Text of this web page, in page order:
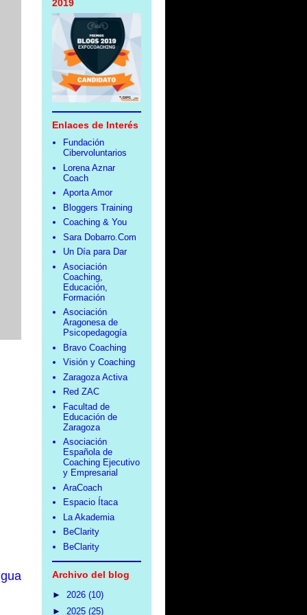
2019
Enlaces de Interés
Fundación
Cibervoluntarios
Lorena Aznar
Coach
Aporta Amor
Bloggers Training
Coaching & You
Sara Dobarro.Com
Un Día para Dar
Asociación
Coaching,
Educación,
Formación
Asociación
Aragonesa de
Psicopedagogía
Bravo Coaching
Visión y Coaching
Zaragoza Activa
Red ZAC
Facultad de
Educación de
Zaragoza
Asociación
Española de
Coaching Ejecutivo
y Empresarial
AraCoach
Espacio Ítaca
La Akademia
BeClarity
BeClarity
Archivo del blog
► 2026 (10)
► 2025 (25)